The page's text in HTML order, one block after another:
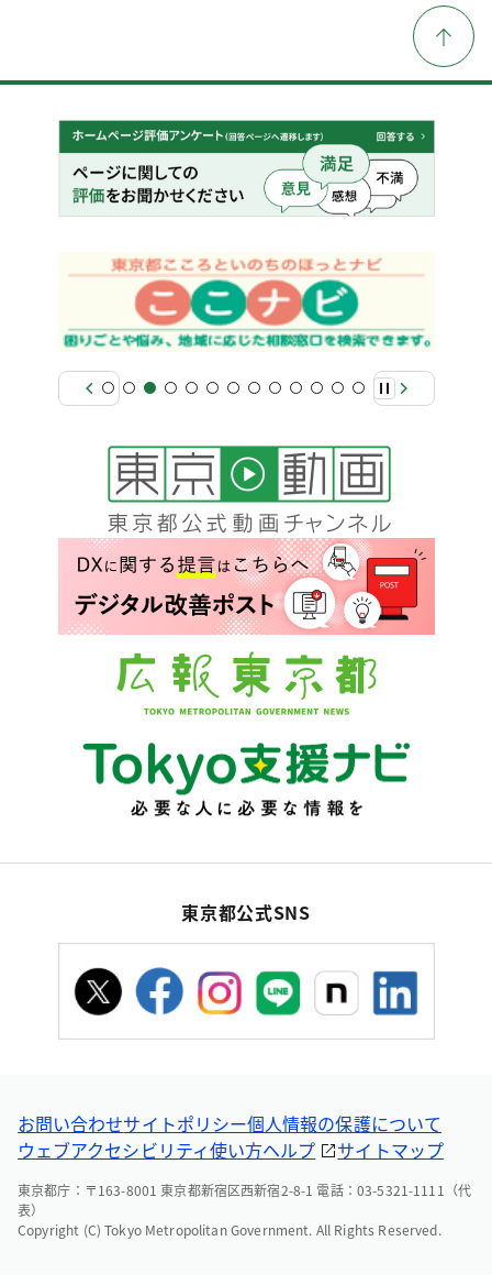
東京都公式SNS
お問い合わせサイトポリシー個人情報の保護について
ウェブアクセシビリティ使い方ヘルプ サイトマップ
東京都庁：〒163-8001 東京都新宿区西新宿2-8-1 電話：03-5321-1111（代
表）
Copyright (C) Tokyo Metropolitan Government. All Rights Reserved.